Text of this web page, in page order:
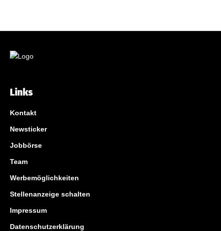
Links
Kontakt
Newsticker
Jobbörse
Team
Werbemöglichkeiten
Stellenanzeige schalten
Impressum
Datenschutzerklärung